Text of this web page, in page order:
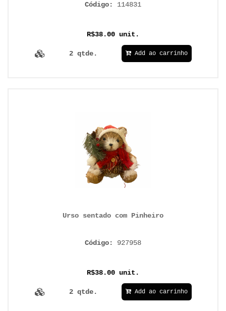
Código: 114831
R$38.00 unit.
2 qtde. Add ao carrinho
Urso sentado com Pinheiro
Código: 927958
R$38.00 unit.
2 qtde. Add ao carrinho